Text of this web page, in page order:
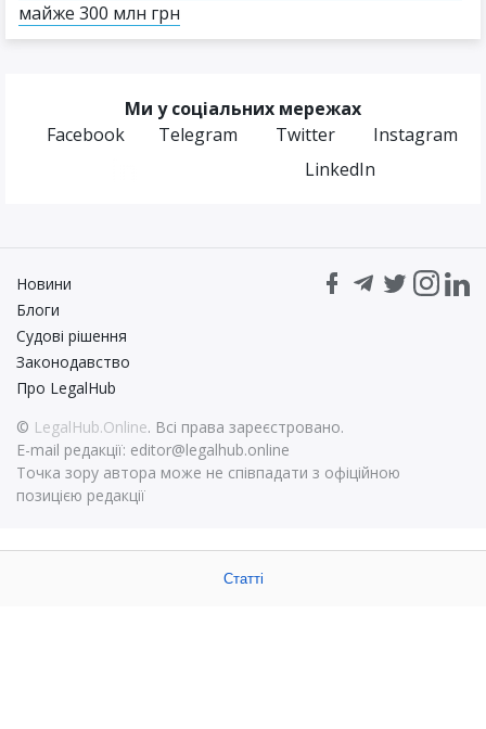
майже 300 млн грн
Ми у соціальних мережах
Facebook
Telegram Twitter
Instagram
LinkedIn
© LegalHub.Online. Всі права зареєстровано.
E-mail редакції: editor@legalhub.online
Точка зору автора може не співпадати з офіційною
позицією редакції
Новини
Блоги
Судові рішення
Законодавство
Про LegalHub
Статті